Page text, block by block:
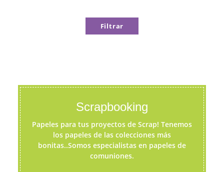
Filtrar
Scrapbooking
Papeles para tus proyectos de Scrap! Tenemos
los papeles de las colecciones más
bonitas..Somos especialistas en papeles de
comuniones.